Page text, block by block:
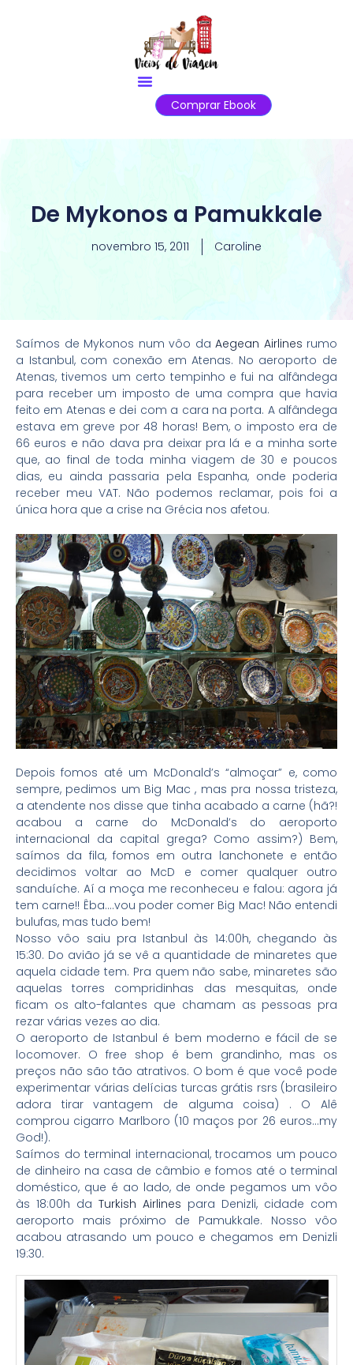
Comprar Ebook
De Mykonos a Pamukkale
novembro 15, 2011 Caroline
Saímos de Mykonos num vôo da Aegean Airlines rumo
a Istanbul, com conexão em Atenas. No aeroporto de
Atenas, tivemos um certo tempinho e fui na alfândega
para receber um imposto de uma compra que havia
feito em Atenas e dei com a cara na porta. A alfândega
estava em greve por 48 horas! Bem, o imposto era de
66 euros e não dava pra deixar pra lá e a minha sorte
que, ao final de toda minha viagem de 30 e poucos
dias, eu ainda passaria pela Espanha, onde poderia
receber meu VAT. Não podemos reclamar, pois foi a
única hora que a crise na Grécia nos afetou.
Depois fomos até um McDonald’s “almoçar” e, como
sempre, pedimos um Big Mac , mas pra nossa tristeza,
a atendente nos disse que tinha acabado a carne (hã?!
acabou a carne do McDonald’s do aeroporto
internacional da capital grega? Como assim?) Bem,
saímos da fila, fomos em outra lanchonete e então
decidimos voltar ao McD e comer qualquer outro
sanduíche. Aí a moça me reconheceu e falou: agora já
tem carne!! Êba….vou poder comer Big Mac! Não entendi
bulufas, mas tudo bem!
Nosso vôo saiu pra Istanbul às 14:00h, chegando às
15:30. Do avião já se vê a quantidade de minaretes que
aquela cidade tem. Pra quem não sabe, minaretes são
aquelas torres compridinhas das mesquitas, onde
ficam os alto-falantes que chamam as pessoas pra
rezar várias vezes ao dia.
O aeroporto de Istanbul é bem moderno e fácil de se
locomover. O free shop é bem grandinho, mas os
preços não são tão atrativos. O bom é que você pode
experimentar várias delícias turcas grátis rsrs (brasileiro
adora tirar vantagem de alguma coisa) . O Alê
comprou cigarro Marlboro (10 maços por 26 euros…my
God!).
Saímos do terminal internacional, trocamos um pouco
de dinheiro na casa de câmbio e fomos até o terminal
doméstico, que é ao lado, de onde pegamos um vôo
às 18:00h da Turkish Airlines para Denizli, cidade com
aeroporto mais próximo de Pamukkale. Nosso vôo
acabou atrasando um pouco e chegamos em Denizli
19:30.